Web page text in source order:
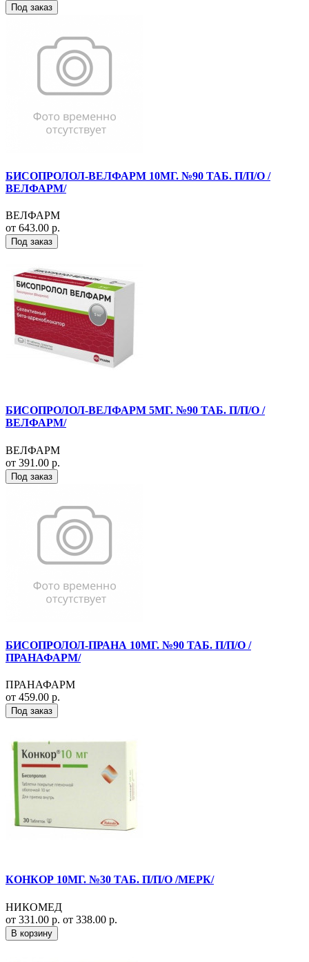
Под заказ
БИСОПРОЛОЛ-ВЕЛФАРМ 10МГ. №90 ТАБ. П/П/О /
ВЕЛФАРМ/
ВЕЛФАРМ
от 643.00 р.
Под заказ
БИСОПРОЛОЛ-ВЕЛФАРМ 5МГ. №90 ТАБ. П/П/О /
ВЕЛФАРМ/
ВЕЛФАРМ
от 391.00 р.
Под заказ
БИСОПРОЛОЛ-ПРАНА 10МГ. №90 ТАБ. П/П/О /
ПРАНАФАРМ/
ПРАНАФАРМ
от 459.00 р.
Под заказ
КОНКОР 10МГ. №30 ТАБ. П/П/О /МЕРК/
НИКОМЕД
от 331.00 р. от 338.00 р.
В корзину